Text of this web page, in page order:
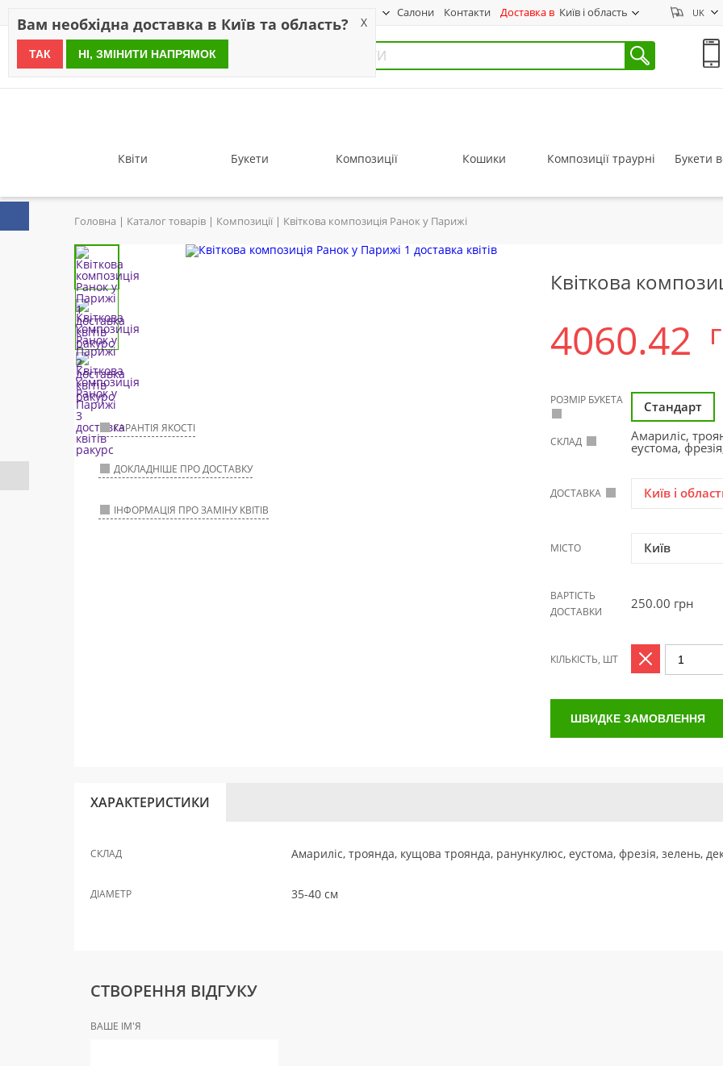
Салони Контакти Доставка в Київ і область UK
since 1999
Квіти Букети Композиції Кошики Композиції траурні Букети
Головна Каталог товарів Композиції Квіткова композиція Ранок у Парижі
ГАРАНТІЯ ЯКОСТІ
ДОКЛАДНІШЕ ПРО ДОСТАВКУ
ІНФОРМАЦІЯ ПРО ЗАМІНУ КВІТІВ
Квіткова
4060.42
РОЗМІР БУКЕТА Стандарт
СКЛАД Амариліс,
еустома,
ДОСТАВКА Київ і
МІСТО Київ
ВАРТІСТЬ
ДОСТАВКИ
250.00 грн
КІЛЬКІСТЬ, ШТ
ШВИДКЕ ЗАМОВЛЕННЯ
ХАРАКТЕРИСТИКИ
СКЛАД Амариліс, троянда, кущова троянда, ранункулюс, еустома, фрезія, зелень,
ДІАМЕТР 35-40 см
СТВОРЕННЯ ВІДГУКУ
ВАШЕ ІМ'Я
Вам необхідна доставка в Київ та область? X
ТАК НІ, ЗМІНИТИ НАПРЯМОК